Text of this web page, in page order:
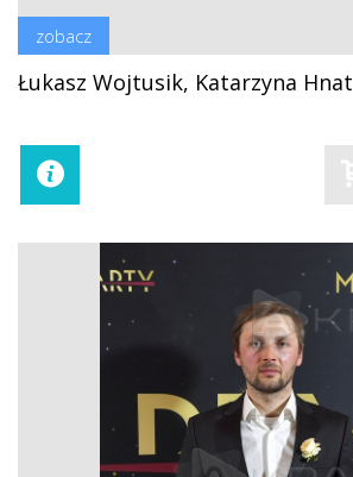
zobacz
Łukasz Wojtusik, Katarzyna Hnat